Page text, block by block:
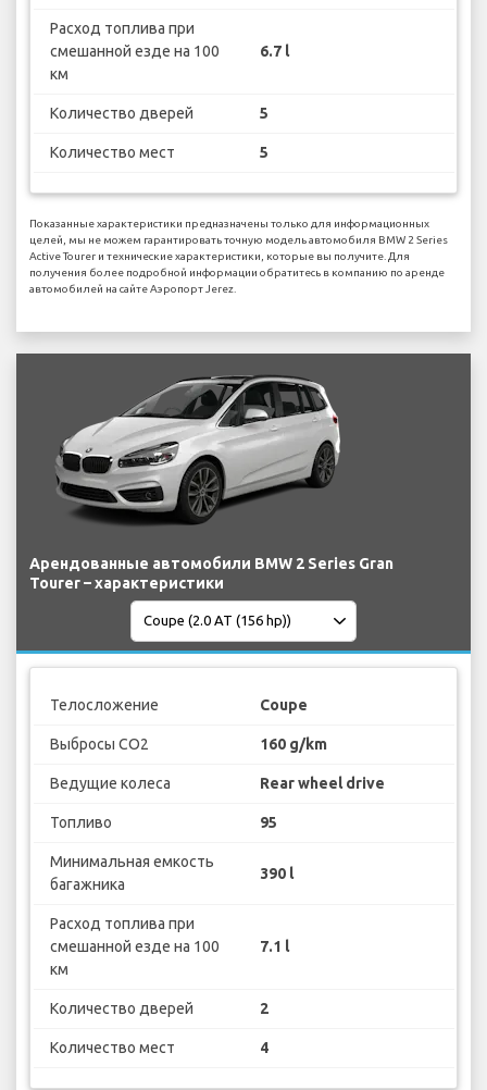
Расход топлива при
смешанной езде на 100
км
6.7 l
Количество дверей 5
Количество мест 5
Показанные характеристики предназначены только для информационных
целей, мы не можем гарантировать точную модель автомобиля BMW 2 Series
Active Tourer и технические характеристики, которые вы получите. Для
получения более подробной информации обратитесь в компанию по аренде
автомобилей на сайте Аэропорт Jerez.
Арендованные автомобили BMW 2 Series Gran
Tourer – характеристики
Телосложение Coupe
Выбросы CO2 160 g/km
Ведущие колеса Rear wheel drive
Топливо 95
Минимальная емкость
багажника
390 l
Расход топлива при
смешанной езде на 100
км
7.1 l
Количество дверей 2
Количество мест 4